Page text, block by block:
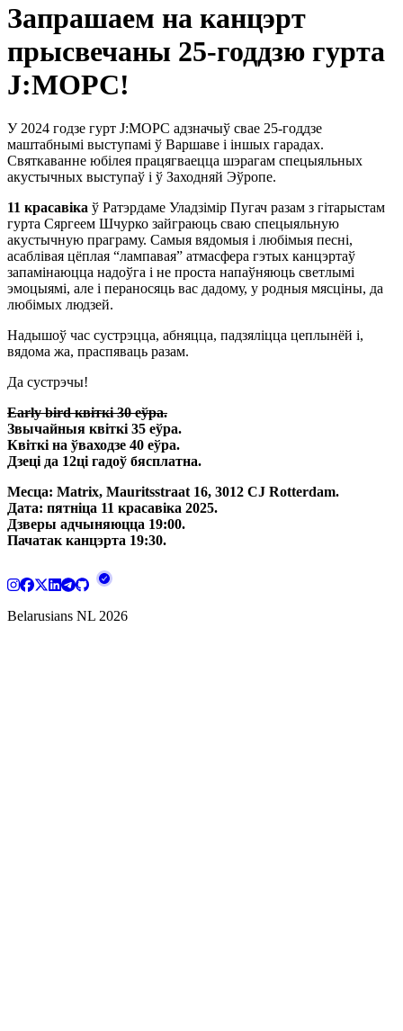
Запрашаем на канцэрт
прысвечаны 25-годдзю гурта
J:MOPC!
У 2024 годзе гурт J:MOPC адзначыў свае 25-годдзе
маштабнымі выступамі ў Варшаве і іншых гарадах.
Святкаванне юбілея працягваецца шэрагам спецыяльных
акустычных выступаў і ў Заходняй Эўропе.
11 красавіка ў Ратэрдаме Уладзімір Пугач разам з гітарыстам
гурта Сяргеем Шчурко зайграюць сваю спецыяльную
акустычную праграму. Самыя вядомыя і любімыя песні,
асаблівая цёплая “лампавая” атмасфера гэтых канцэртаў
запамінаюцца надоўга і не проста напаўняюць светлымі
эмоцыямі, але і пераносяць вас дадому, у родныя мясціны, да
любімых людзей.
Надышоў час сустрэцца, абняцца, падзяліцца цеплынёй і,
вядома жа, праспяваць разам.
Да сустрэчы!
Early bird квіткі 30 еўра.
Звычайныя квіткі 35 еўра.
Квіткі на ўваходзе 40 еўра.
Дзеці да 12ці гадоў бясплатна.
Месца: Matrix, Mauritsstraat 16, 3012 CJ Rotterdam.
Дата: пятніца 11 красавіка 2025.
Дзверы адчыняюцца 19:00.
Пачатак канцэрта 19:30.
Belarusians NL 2026